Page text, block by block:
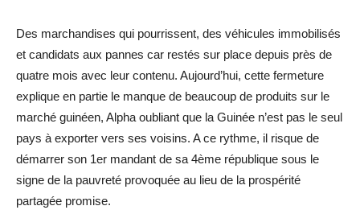
Des marchandises qui pourrissent, des véhicules immobilisés
et candidats aux pannes car restés sur place depuis près de
quatre mois avec leur contenu. Aujourd’hui, cette fermeture
explique en partie le manque de beaucoup de produits sur le
marché guinéen, Alpha oubliant que la Guinée n’est pas le seul
pays à exporter vers ses voisins. A ce rythme, il risque de
démarrer son 1er mandant de sa 4ème république sous le
signe de la pauvreté provoquée au lieu de la prospérité
partagée promise.